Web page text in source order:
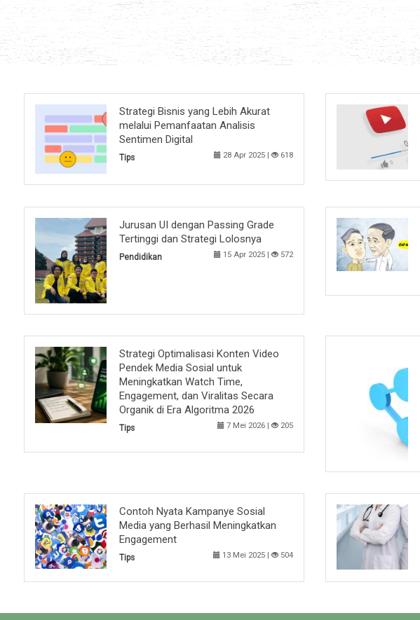
Strategi Bisnis yang Lebih Akurat
melalui Pemanfaatan Analisis
Sentimen Digital
Tips 28 Apr 2025 | 618
Jurusan UI dengan Passing Grade
Tertinggi dan Strategi Lolosnya
Pendidikan 15 Apr 2025 | 572
Strategi Optimalisasi Konten Video
Pendek Media Sosial untuk
Meningkatkan Watch Time,
Engagement, dan Viralitas Secara
Organik di Era Algoritma 2026
Tips 7 Mei 2026 | 205
Contoh Nyata Kampanye Sosial
Media yang Berhasil Meningkatkan
Engagement
Tips 13 Mei 2025 | 504